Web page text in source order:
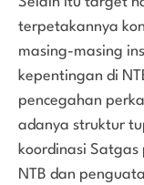
terpetakannya
masing-masing
kepentingan di
pencegahan
adanya struktur
koordinasi Satgas
NTB dan